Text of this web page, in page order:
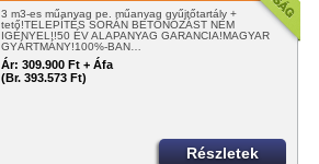
3 m3-es műanyag pe. műanyag gyűjtőtartály +
tető!TELEPÍTÉS SORÁN BETONOZÁST NEM
IGÉNYEL!!50 ÉV ALAPANYAG GARANCIA!MAGYAR
GYÁRTMÁNY!100%-BAN…
Ár: 309.900 Ft + Áfa
(Br. 393.573 Ft)
Részletek